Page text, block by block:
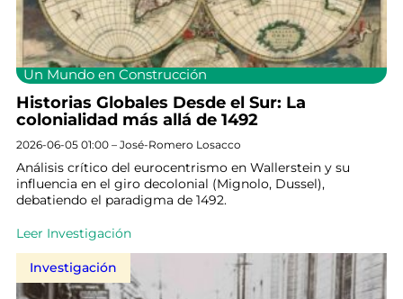
Un Mundo en Construcción
Historias Globales Desde el Sur: La
colonialidad más allá de 1492
2026-06-05 01:00 – José-Romero Losacco
Análisis crítico del eurocentrismo en Wallerstein y su
influencia en el giro decolonial (Mignolo, Dussel),
debatiendo el paradigma de 1492.
Leer Investigación
Investigación